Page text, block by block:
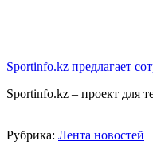
Sportinfo.kz предлагает
Sportinfo.kz – проект для
Рубрика: Лента новостей